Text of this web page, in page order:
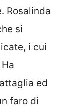
Rosalinda
si
i cui
ed
faro di